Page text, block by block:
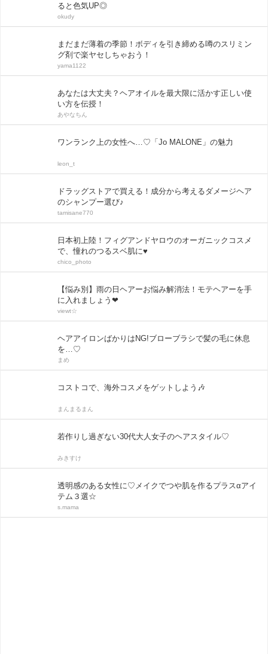
ると色気UP◎
okudy
まだまだ薄着の季節！ボディを引き締める噂のスリミン
グ剤で楽ヤセしちゃおう！
yama1122
あなたは大丈夫？ヘアオイルを最大限に活かす正しい使
い方を伝授！
あやなちん
ワンランク上の女性へ…♡「Jo MALONE」の魅力
leon_t
ドラッグストアで買える！成分から考えるダメージヘア
のシャンプー選び♪
tamisane770
日本初上陸！フィグアンドヤロウのオーガニックコスメ
で、憧れのつるスベ肌に♥
chico_photo
【悩み別】雨の日ヘアーお悩み解消法！モテヘアーを手
に入れましょう❤
viewt☆
ヘアアイロンばかりはNG!ブローブラシで髪の毛に休息
を…♡
まめ
コストコで、海外コスメをゲットしよう🎶
まんまるまん
若作りし過ぎない30代大人女子のヘアスタイル♡
みきすけ
透明感のある女性に♡メイクでつや肌を作るプラスαアイ
テム３選☆
s.mama